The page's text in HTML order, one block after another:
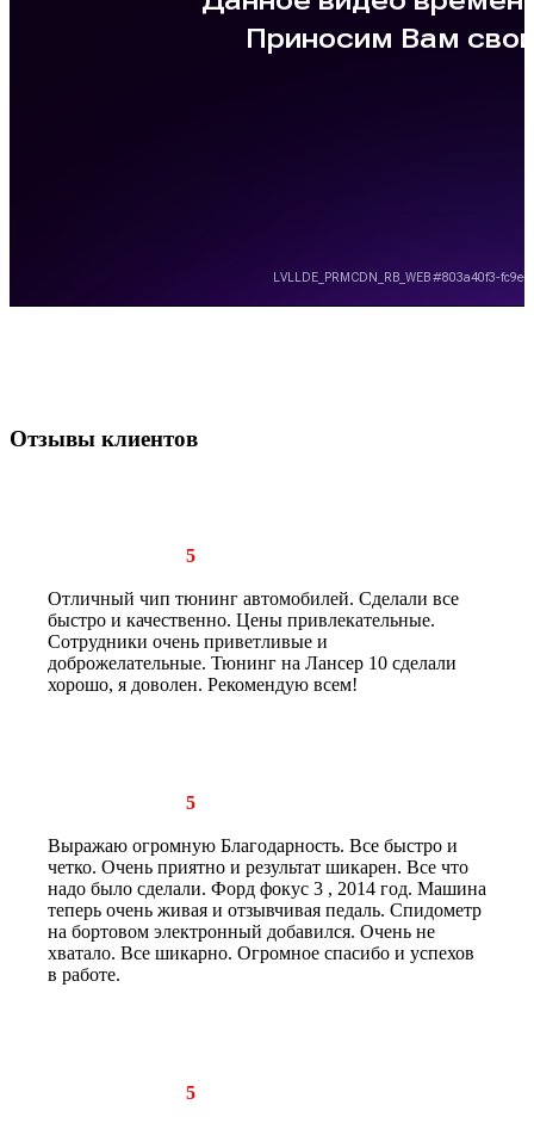
Отзывы клиентов
5
Отличный чип тюнинг автомобилей. Сделали все
быстро и качественно. Цены привлекательные.
Сотрудники очень приветливые и
доброжелательные. Тюнинг на Лансер 10 сделали
хорошо, я доволен. Рекомендую всем!
5
Выражаю огромную Благодарность. Все быстро и
четко. Очень приятно и результат шикарен. Все что
надо было сделали. Форд фокус 3 , 2014 год. Машина
теперь очень живая и отзывчивая педаль. Спидометр
на бортовом электронный добавился. Очень не
хватало. Все шикарно. Огромное спасибо и успехов
в работе.
5